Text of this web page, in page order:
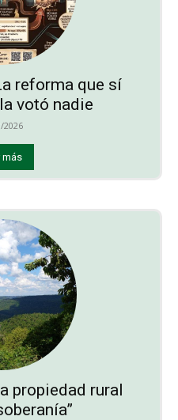
reforma que sí
votó nadie
2026
más
propiedad rural